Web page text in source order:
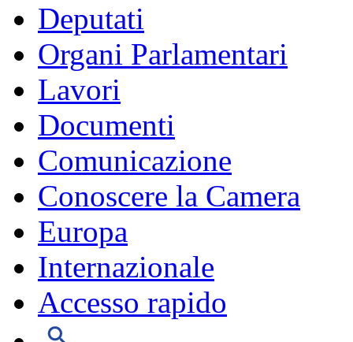
Deputati
Organi Parlamentari
Lavori
Documenti
Comunicazione
Conoscere la Camera
Europa
Internazionale
Accesso rapido